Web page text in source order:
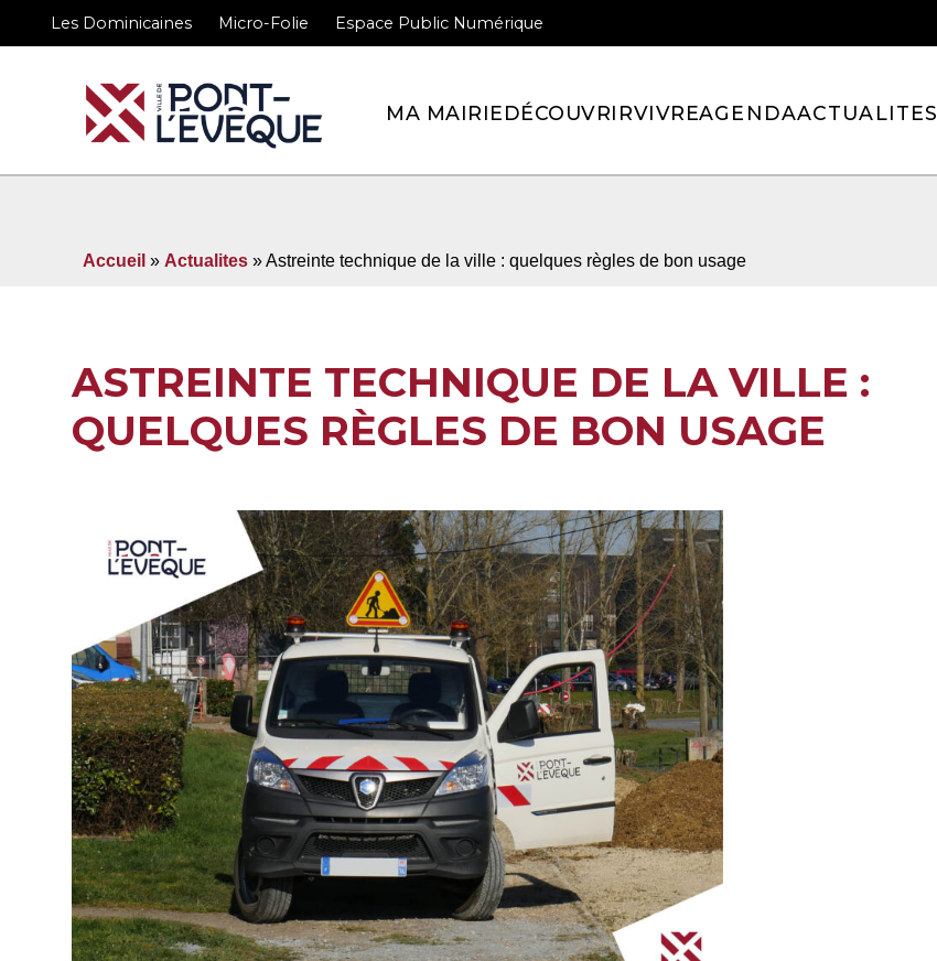
Les Dominicaines Micro-Folie Espace Public Numérique
MA MAIRIEDÉCOUVRIRVIVREAGENDAACTUALITES
Accueil » Actualites » Astreinte technique de la ville : quelques règles de bon usage
ASTREINTE TECHNIQUE DE LA VILLE :
QUELQUES RÈGLES DE BON USAGE